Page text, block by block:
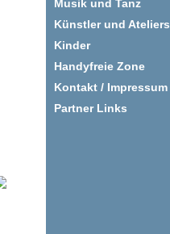
Musik und Tanz
Künstler und Ateliers
Kinder
Handyfreie Zone
Kontakt / Impressum
Partner Links